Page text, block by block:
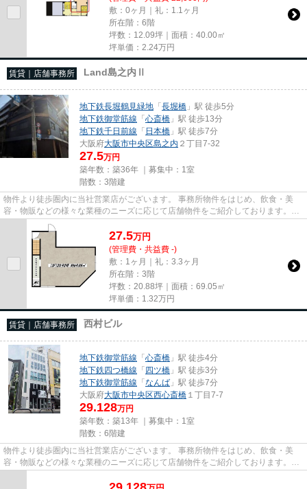
敷：0ヶ月｜礼：1.1ヶ月
所在階：6階
坪数：12.09坪｜面積：40.00㎡
坪単価： 2.24万円
賃貸｜店舗事務所 Land島之内Ⅱ
地下鉄長堀鶴見緑地 「長堀橋 」駅 徒歩5分
地下鉄御堂筋線 「心斎橋 」駅 徒歩13分
地下鉄千日前線 「 日本橋 」駅 徒歩7分
大阪府大阪市中央区島之内 ２丁目7-32
27.5万円
築年数：築36年 ｜募集中： 1室
階数：3階建
物件より徒歩圏内に当社営業店がございます。 事務所物件をはじめ、飲食・美
容・物販などの様々な業種のニーズに応じて店舗物件をご紹介しております。
尚、弊社ではおとり広告は一切...
27.5万円
(管理費・共益費 -)
敷：1ヶ月｜礼：3.3ヶ月
所在階：3階
坪数：20.88坪｜面積：69.05㎡
坪単価： 1.32万円
賃貸｜店舗事務所 西村ビル
地下鉄御堂筋線 「心斎橋 」駅 徒歩4分
地下鉄四つ橋線 「四ツ橋 」駅 徒歩3分
地下鉄御堂筋線 「なんば 」駅 徒歩7分
大阪府大阪市中央区西心斎橋 １丁目7-7
29.128万円
築年数：築13年 ｜募集中： 1室
階数：6階建
物件より徒歩圏内に当社営業店がございます。 事務所物件をはじめ、飲食・美
容・物販などの様々な業種のニーズに応じて店舗物件をご紹介しております。
尚、弊社ではおとり広告は一切...